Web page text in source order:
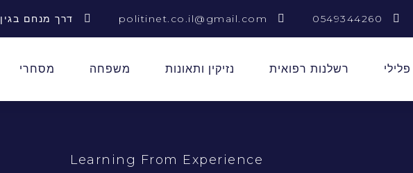
0549344260
politinet.co.il@gmail.com דרך מנחם בגין 156 תל אביב
פלילי רשלנות רפואית נזיקין ותאונות משפחה מסחרי
Learning From Experience